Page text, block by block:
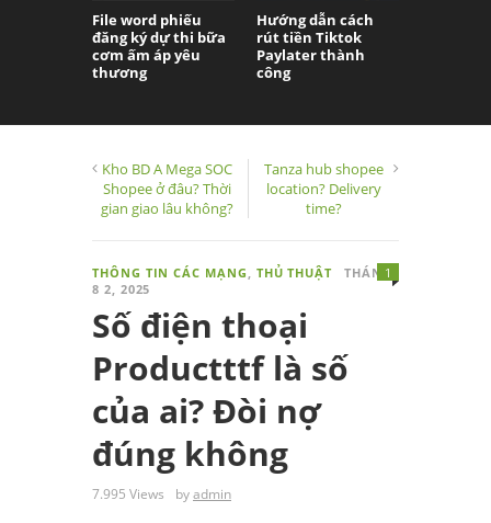
File word phiếu
đăng ký dự thi bữa
cơm ấm áp yêu
thương
Hướng dẫn cách
rút tiền Tiktok
Paylater thành
công
Kho BD A Mega SOC
Shopee ở đâu? Thời
gian giao lâu không?
Tanza hub shopee
location? Delivery
time?
THÔNG TIN CÁC MẠNG THỦ THUẬT
THÁNG
8 2, 2025
Số điện thoại
Productttf là số
của ai? Đòi nợ
đúng không
7.995 Views
1
byadmin